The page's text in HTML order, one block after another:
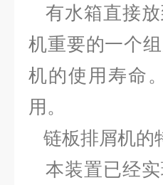
有水箱直接放
机重要的一个
机的使用寿命
用。
链板排屑机的
本装置已经实